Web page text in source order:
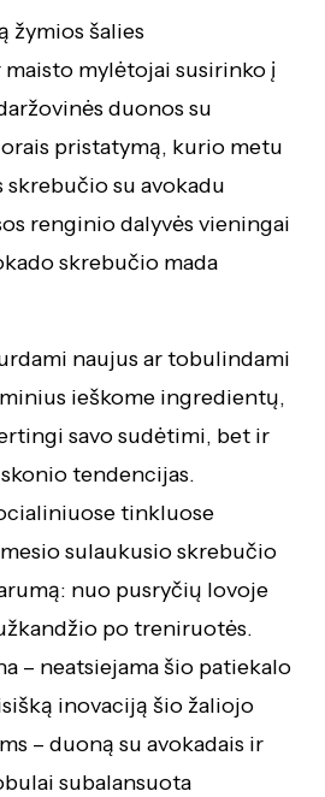
žymios šalies
mylėtojai susirinko į
duonos su
pristatymą, kurio metu
skrebučio su avokadu
renginio dalyvės vieningai
skrebučio mada
naujus ar tobulindami
ieškome ingredientų,
savo sudėtimi, bet ir
tendencijas.
tinkluose
sulaukusio skrebučio
nuo pusryčių lovoje
po treniruotės.
– neatsiejama šio patiekalo
inovaciją šio žaliojo
– duoną su avokadais ir
subalansuota